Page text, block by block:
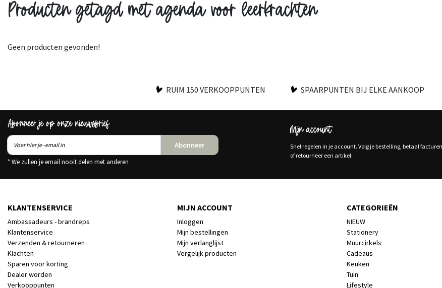
Producten getagd met agenda voor leerkrachten
Geen producten gevonden!
RUIM 150 VERKOOPPUNTEN SPAARPUNTEN BIJ ELKE AANKOOP
Abonneer je op onze nieuwsbrief
Abonneer
* We zullen je email nooit delen met anderen
Mijn account
Snel regelen in je account. Volg je bestelling, betaal facturen
of retourneer een artikel.
KLANTENSERVICE
Ambassadeurs - brandreps
Klantenservice
Verzenden & retourneren
Klachten
Sparen voor korting
Dealer worden
Verkooppunten
MIJN ACCOUNT
Inloggen
Mijn bestellingen
Mijn verlanglijst
Vergelijk producten
CATEGORIEËN
NIEUW
Stationery
Muurcirkels
Cadeaus
Keuken
Tuin
Lifestyle